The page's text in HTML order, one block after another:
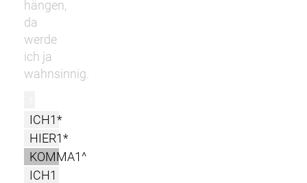
hängen,
da
werde
ich ja
wahnsinnig.
ICH1*
HIER1*
KOMMA1^
ICH1